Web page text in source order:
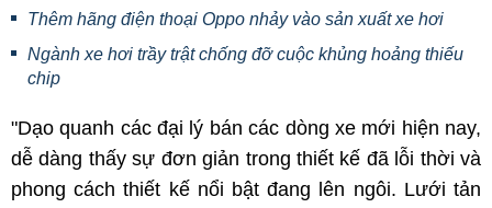
Thêm hãng điện thoại Oppo nhảy vào sản xuất xe hơi
Ngành xe hơi trầy trật chống đỡ cuộc khủng hoảng thiếu
chip
"Dạo quanh các đại lý bán các dòng xe mới hiện nay,
dễ dàng thấy sự đơn giản trong thiết kế đã lỗi thời và
phong cách thiết kế nổi bật đang lên ngôi. Lưới tản